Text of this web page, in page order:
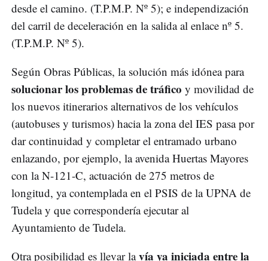
desde el camino. (T.P.M.P. Nº 5); e independización
del carril de deceleración en la salida al enlace nº 5.
(T.P.M.P. Nº 5).
Según Obras Públicas, la solución más idónea para
solucionar los problemas de tráfico y movilidad de
los nuevos itinerarios alternativos de los vehículos
(autobuses y turismos) hacia la zona del IES pasa por
dar continuidad y completar el entramado urbano
enlazando, por ejemplo, la avenida Huertas Mayores
con la N-121-C, actuación de 275 metros de
longitud, ya contemplada en el PSIS de la UPNA de
Tudela y que correspondería ejecutar al
Ayuntamiento de Tudela.
Otra posibilidad es llevar lavía ya iniciada entre la